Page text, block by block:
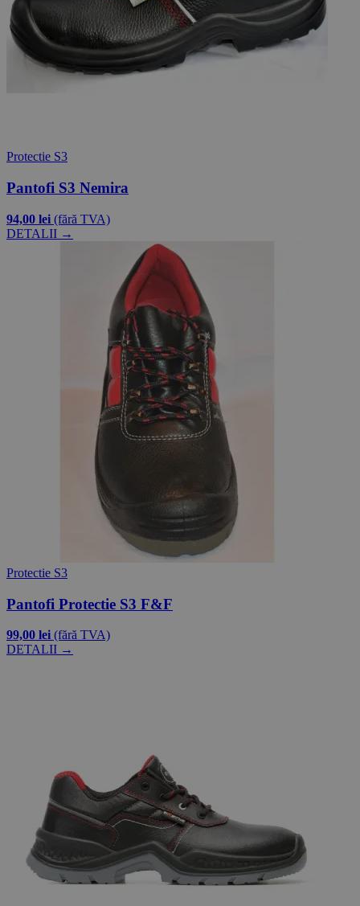
Protectie S3
Pantofi S3 Nemira
94,00 lei (fără TVA)
DETALII →
Protectie S3
Pantofi Protectie S3 F&F
99,00 lei (fără TVA)
DETALII →